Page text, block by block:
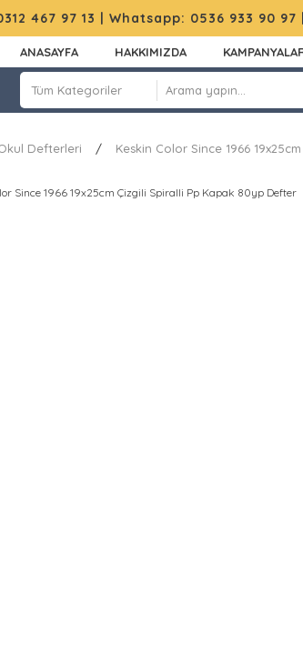
467 97 13 | Whatsapp: 0536 933 90 97 |
ANASAYFA HAKKIMIZDA
Defterleri Keskin Color Since 1966